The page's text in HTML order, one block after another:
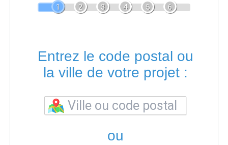
1 2 3 4 5 6
Entrez le code postal ou
la ville de votre projet :
ou